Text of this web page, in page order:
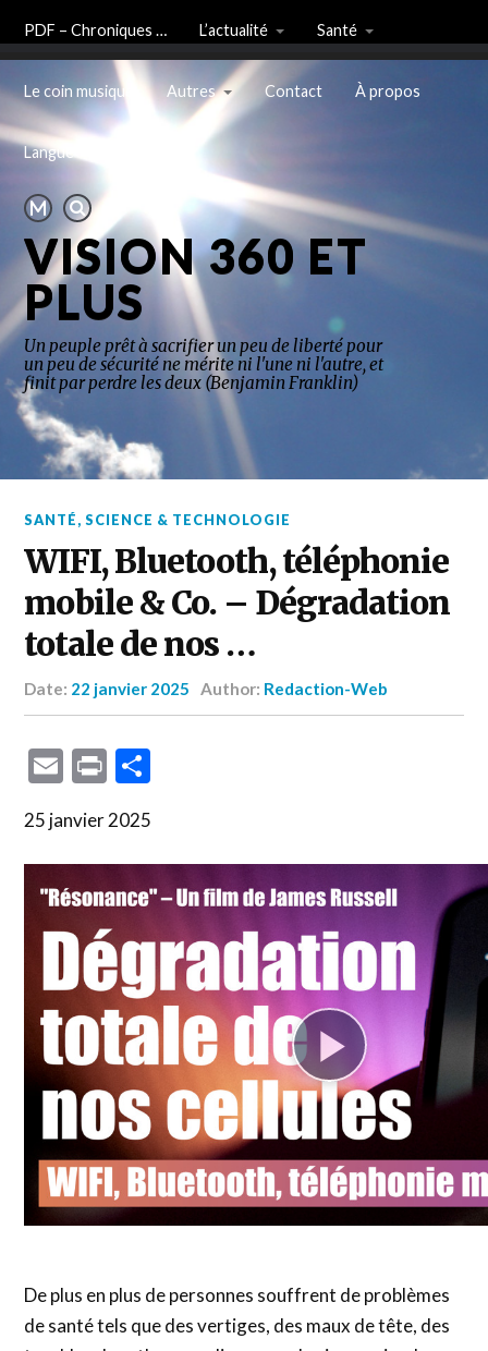
PDF – Chroniques … L’actualité Santé
Le coin musique Autres Contact À propos
Langue
VISION 360 ET
PLUS
Un peuple prêt à sacrifier un peu de liberté pour
un peu de sécurité ne mérite ni l'une ni l'autre, et
finit par perdre les deux (Benjamin Franklin)
SANTÉ,SCIENCE & TECHNOLOGIE
WIFI, Bluetooth, téléphonie
mobile & Co. – Dégradation
totale de nos …
Date: 22 janvier 2025 Author: Redaction-Web
Email
Print
25 janvier 2025
De plus en plus de personnes souffrent de problèmes de santé tels que des vertiges, des maux de tête, des troubles du rythme cardiaque ou des insomnies. Le stress est souvent invoqué comme étant la cause. Le documentaire suivant qui a été réalisé en 2012, montre que de tels symptômes sont souvent liés à d’autres causes moins connues. Le film nous emmène en voyage depuis nos origines jusqu’aux années 1990, lorsque l’expansion des technologies de communication sans fil a commencé. Depuis, l’humanité est plongée dans un océan de fréquences artificielles. À première vue, la planète semble être la même, mais au niveau cellulaire, c’est le plus grand changement que la vie sur Terre ait subi. Les conséquences ne doivent pas être sous-estimées ! Kla.TV a traduit et doublé ce film en français pour vous. Des scientifiques, des représentants de l’industrie, des médecins et des personnes concernées s’expriment. Nous vous souhaitons beaucoup de plaisir à regarder le film documentaire suivant de James Russell : « RÉSONANCE – Des êtres de fréquence » ! […] Professeur Denis Henshaw, Université de Bristol : Nous ne comprenons pas encore tout à fait ce que nous faisons là. Nous avons enfin un communiqué sur la question de savoir si les téléphones portables provoquent le cancer. Résonance – Des êtres de fréquence […] Un scientifique inconnu est sur le point de faire une découverte qui aurait dû tout changer. Il s’appelait Winfried Otto Schumann. Depuis ce jour-là, il a enseigné à ses étudiants la physique de l’électricité. Comment une sphère peut générer une tension électrique dans une sphère, et en conséquence, une fréquence. La classe de Schumann a eu du mal à comprendre le sujet. Pour faciliter les choses, le professeur leur a demandé de s’imaginer que la Terre était une sphère et l’ionosphère une autre. Il leur a ensuite demandé de calculer le voltage qui existait entre les deux. Comme il n’en avait aucune idée, Schumann s’est mis lui aussi à calculer. Le pouls de la Terre, la résonance de Schumann, était exactement de 7,83 hertz. La découverte était étonnante. La résonance de Schumann ressemblait-elle simplement aux ondes alpha du cerveau humain ? Non, elle était identique ! La fréquence du cerveau qui contrôle notre créativité, nos performances, notre stress, nos peurs et notre système immunitaire, s’était en quelque sorte alignée sur la fréquence de la planète. Le pouls de la Terre était devenu le pouls de la vie elle-même. […] Eh bien, si on regarde l’histoire de la Terre, cela semble assez évident. Les ondes de Schumann font partie de cette planète depuis le commencement. La vie évolue, entourée de ces ondes, et s’accordant inévitablement avec elles. En fait, notre sensibilité à la fréquence est profondément liée à notre capacité de percevoir un autre phénomène de la planète. Champs magnétiques […] Norman Carrick, British Beekeepers Association (BBKA) : Nous savons que les abeilles sont sensibles aux champs magnétiques. Nous savons qu’elles ont dans leur corps, des particules de magnétite terrestre. Et des études en laboratoire ont montré qu’elles sont en effet sensibles aux champs magnétiques. On peut démontrer en laboratoire qu’on peut contrôler la manière dont elles construisent leurs alvéoles en créant un champ magnétique artificiel, et il semble évident que les abeilles utilisent les champs magnétiques pour s’orienter. Le fragile équilibre de la vie sur Terre est parfaitement illustré par la dépendance aux abeilles et leur pollinisation des plantes. On pense que sans les abeilles, la vie aurait peu de chances de se développer. La pollinisation par les insectes est nécessaire à presque tout ce qui rend la nourriture intéressante : Donc, les fruits, les noix, tout cela a besoin de la pollinisation par les insectes, et les abeilles sont le groupe le plus important de pollinisateurs. Environ 70 % des cultures vivrières dans le monde sont pollinisées par les abeilles […] En 2006, l’impensable s’est produit : les colonies d’abeilles du monde entier ont commencé à s’éteindre et personne n’a pu expliquer pourquoi. […] Ce type de mortalité des abeilles, également connu sous le nom de CCD – Colony Collapse Disorder – affecte les colonies d’abeilles dans le monde entier, certains pays ayant signalé des pertes allant jusqu’à 70%. Une multitude de raisons ont été citées comme déclencheurs. Mais aucune d’elles n’a pu expliquer de manière concluante pourquoi les abeilles ne retournent soudainement plus à leurs ruches – à une exception près : un travail de recherche sensationnel de Jochen Kuhn et de son équipe. Lors d’une expérience, le docteur a travaillé avec huit colonies d’abeilles et a placé un téléphone DECT ordinaire dans quatre d’entre elles. Les scientifiques ont ensuite surveillé si la présence d’un téléphone DECT avait une influence sur le fait que les abeilles retournent ou non à leur ruche. Les résultats ont été surprenants. Les abeilles sont revenues en nombre normal dans les ruches où aucun téléphone DECT n’avait été placé. Mais peu d’abeilles sont retournées dans les ruches qui contenaient un téléphone DECT. Aucune abeille n’est retournée à l’une des ruches qui contenait un téléphone DECT. Pour comprendre pleinement la portée de l’expérience du Dr Kuhn, nous devons d’abord comprendre comment fonctionne un téléphone DECT. La raison pour laquelle vous pouvez vous déplacer dans votre maison et téléphoner avec votre téléphone DECT est que la station de base de votre téléphone envoie des ondes électromagnétiques, appelées micro-ondes, à votre combiné. C’est exactement de la même façon qu’une antenne-relais communique avec un téléphone portable. Un téléphone DECT est essentiellement une version miniature d’une antenne de téléphonie mobile. Si une abeille est influencée par ce qui provient d’un téléphone DECT, elle sera certainement influencée par ce qui provient d’une antenne relais de téléphonie mobile. Et avec 4 milliards d’utilisateurs de téléphonie mobile dans le monde, il y a eu soudainement un nombre effrayant d’antennes de téléphonie mobile. Le sens de l’orientation magnétique de l’abeille lui permet de s’orienter grâce aux lignes du champ magnétique terrestre. Une capacité dans laquelle elle a investi des millions d’années de développement et de réglage fin. N’est-il donc pas évident qu’une sensibilité aussi élevée soit influencée par les moindres changements de l’environnement électromagnétique ? Que signifie alors ce changement gigantesque qui s’est produit presque du jour au lendemain ? Y a-t-il d’autres espèces qui ont cette sensibilité aux champs magnétiques ? Une sensibilité qui les rend finalement vulnérables aux fréquences d’origine humaine ? Malheureusement, la découverte d’une nouvelle protéine appelée cryptochrome suggère que toute vie a un sens magnétique. Cryptochrome Peter Hore, professeur de chimie à l’Université d’Oxford : Ils ont été découverts dans les plantes dans les années 1990. Leur fonction est d’absorber la lumière bleue nécessaire à la régulation de la croissance. Depuis, on en a trouvé chez les insectes, les animaux, les mammifères, l’homme et les oiseaux. Professeur Denis Henshaw, Université de Bristol : Les cryptochromes sont des molécules biologiques appelées protéines. Elles sont fabriquées par certains de nos gènes, appelés gènes CRY. Et la molécule de cryptochrome en fait régule notre rythme circadien, [(rythme interne qui a une durée de période d’environ 24 heures et qui a une grande influence sur les fonctions de l’organisme chez de nombreux êtres vivants)] y compris la production de mélatonine. Peter Hore, professeur de chimie à l’université d’Oxford : Certains des cryptochromes semblent avoir pour fonction d’absorber la lumière, comme détecteur de l’horloge circadienne. Ils constituent donc un apport pour le rythme jour/nuit que semblent avoir de nombreuses espèces ; les plantes tout comme les animaux. Mais en 2000, Thorsten Ritz a mis en évidence un rôle encore plus surprenant du cryptochrome. Dans une série d’expériences sur des rouges-gorges, il a prouvé que leur sens de l’orientation n’était pas uniquement basé sur le magnétisme, mais provenait directement de cellules cryptochromes placées derrière l’œil. […] Professeur Denis Henshaw, Université de Bristol : La façon dont il a testé cela était d’exposer les oiseaux à des champs de radiofréquence pour voir si cela perturberait réellement leur boussole magnétique. Il s’est avéré que non seulement le champ à haute fréquence perturbait effectivement la migration des rouges-gorges, mais que cela se produisait même à des intensités de champ très faibles. C’est vraiment important et vraiment intéressant que même des champs de radiofréquence très faibles aient affecté la boussole des rouges-gorges. Les expériences de Ritz ont clairement montré que la cellule cryptochrome utilisée pour la navigation est sérieusement affectée par les fréquences produites par l’homme – et déjà par des fréquences bien inférieures à celles considérées comme sûres par l’ICNIRP, l’organisme de réglementation. […] Professeur Denis Henshaw, Université de Bristol : Il y a de bonnes raisons scientifiques de penser que les champs magnétiques, les champs magnétiques artificiels vont détruire l’habitat d’un certain nombre d’espèces. Au cours des 25 dernières années (note : avant 2011) différentes espèces qui utilisent les champs magnétiques de la Terre pour la navigation ont mystérieusement diminué : – Déclin dramatique de 109 espèces d’oiseaux migrateurs arctiques – 5 espèces de papillons éteintes en Grande-Bretagne – 36 espèces d’oiseaux côtiers australiens ont diminué de 75% – 10% des espèces de papillons dans le monde sont en danger d’extinction – 45% des espèces courantes d’oiseaux européennes ont régressé – Recul de 50% des papillons de prairie européens – La moitié des papillons britanniques connus sont en danger d’extinction – Abeilles : jusqu’à 70% de déclin – 62% des oiseaux d’eau migrateurs sont en déclin ou éteints en Asie – Limicoles australiens :